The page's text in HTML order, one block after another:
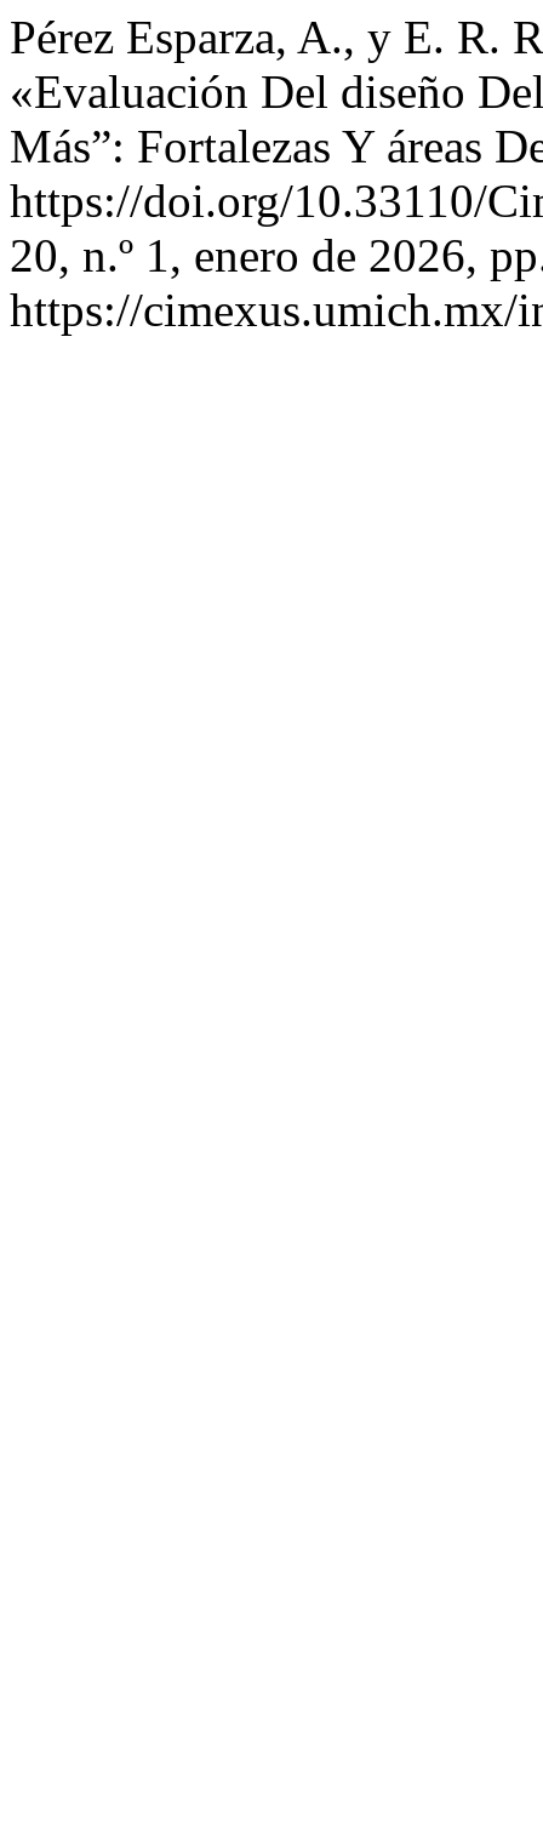
Pérez Esparza, A., y E. R.
«Evaluación Del diseño
Más”: Fortalezas Y áreas
https://doi.org/10.33110/
20, n.º 1, enero de 2026,
https://cimexus.umich.mx/